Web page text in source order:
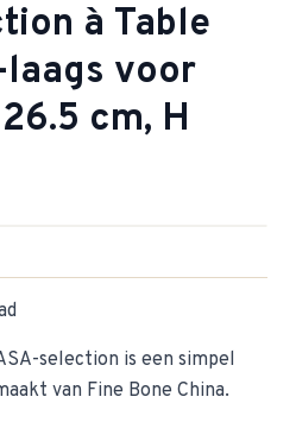
à Table
voor
cm, H
selection is een simpel
van Fine Bone China.